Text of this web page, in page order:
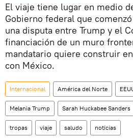
El viaje tiene lugar en medio
Gobierno federal que
una disputa entre Trump y el
financiación de un muro
mandatario quiere construir
con México.
Internacional América del Norte
Melania Trump Sarah Huckabee Sanders
tropas viaje saludo noticias